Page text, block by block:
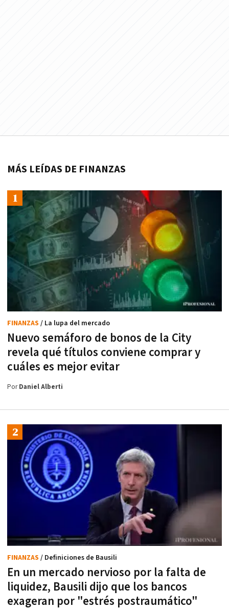
MÁS LEÍDAS DE FINANZAS
Nuevo semáforo de bonos de la City
revela qué títulos conviene comprar y
cuáles es mejor evitar
FINANZAS / La lupa del mercado
PorDaniel Alberti
En un mercado nervioso por la falta de
liquidez, Bausili dijo que los bancos
exageran por "estrés postraumático"
FINANZAS / Definiciones de Bausili